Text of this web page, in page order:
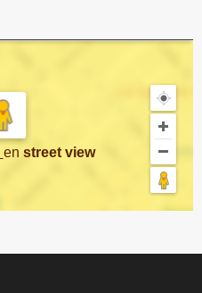
en street view